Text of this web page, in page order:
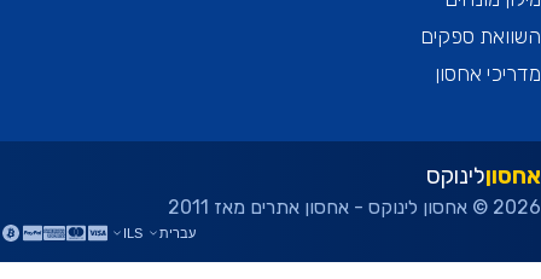
ספקים
אחסון
לינוקס
מאז 2011
עברית ILS